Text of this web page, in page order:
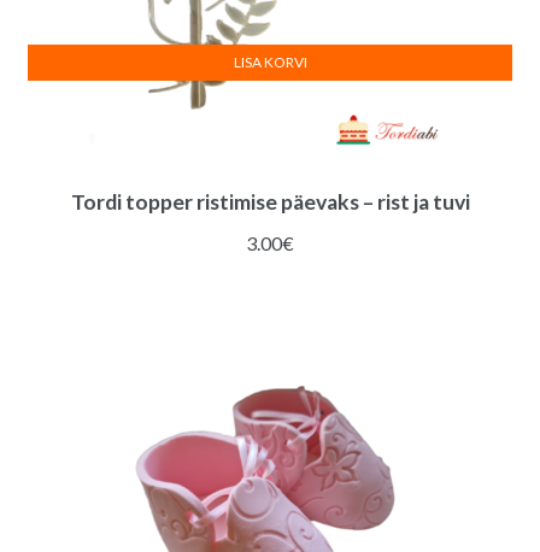
Tordi topper ristimise päevaks – rist ja tuvi
3.00€
LISA KORVI